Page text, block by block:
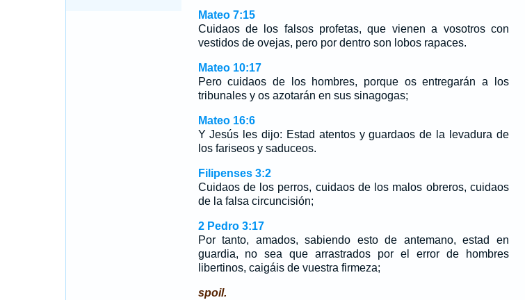
Mateo 7:15
Cuidaos de los falsos profetas, que vienen a vosotros con
vestidos de ovejas, pero por dentro son lobos rapaces.
Mateo 10:17
Pero cuidaos de los hombres, porque os entregarán a los
tribunales y os azotarán en sus sinagogas;
Mateo 16:6
Y Jesús les dijo: Estad atentos y guardaos de la levadura de
los fariseos y saduceos.
Filipenses 3:2
Cuidaos de los perros, cuidaos de los malos obreros, cuidaos
de la falsa circuncisión;
2 Pedro 3:17
Por tanto, amados, sabiendo esto de antemano, estad en
guardia, no sea que arrastrados por el error de hombres
libertinos, caigáis de vuestra firmeza;
spoil.